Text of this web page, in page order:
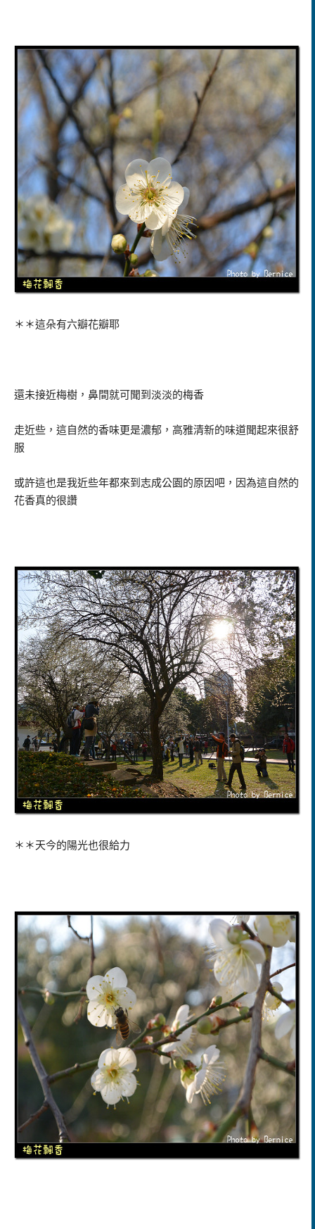
＊＊這朵有六瓣花瓣耶
還未接近梅樹，鼻間就可聞到淡淡的梅香
走近些，這自然的香味更是濃郁，高雅清新的味道聞起來很舒
服
或許這也是我近些年都來到志成公園的原因吧，因為這自然的
花香真的很讚
＊＊天今的陽光也很給力